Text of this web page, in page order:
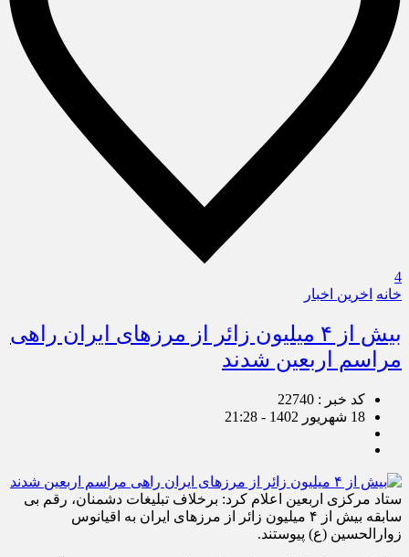
4
خانه اخرین اخبار
بیش از ۴ میلیون زائر از مرز‌های ایران راهی
مراسم اربعین شدند
کد خبر : 22740
18 شهریور 1402 - 21:28
ستاد مرکزی اربعین اعلام کرد: برخلاف تبلیغات دشمنان، رقم بی
سابقه بیش از ۴ میلیون زائر از مرز‌های ایران به اقیانوس
زوارالحسین (ع) پیوستند.